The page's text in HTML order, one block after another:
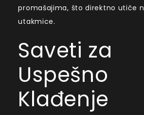
promašajima, što direktno utiče
utakmice.
Saveti za
Uspešno
Klađenje